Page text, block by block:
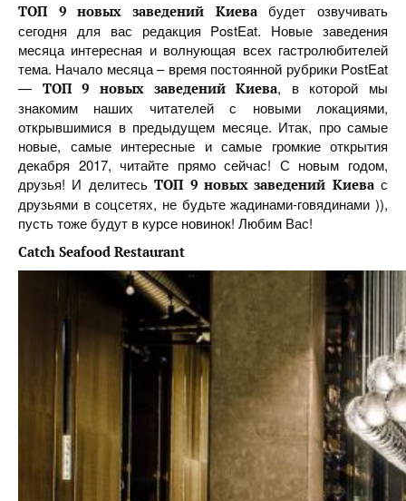
ТОП 9 новых заведений Киевабудет озвучивать
сегодня для вас редакция PostEat. Новые заведения
месяца интересная и волнующая всех гастролюбителей
тема. Начало месяца – время постоянной рубрики PostEat
— ТОП 9 новых заведений Киева, в которой мы
знакомим наших читателей с новыми локациями,
открывшимися в предыдущем месяце. Итак, про самые
новые, самые интересные и самые громкие открытия
декабря 2017, читайте прямо сейчас! С новым годом,
друзья! И делитесьТОП 9 новых заведений Киева с
друзьями в соцсетях, не будьте жадинами-говядинами )),
пусть тоже будут в курсе новинок! Любим Вас!
Catch Seafood Restaurant